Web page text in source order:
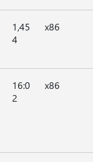
1,45
4
x86
16:0
2
x86